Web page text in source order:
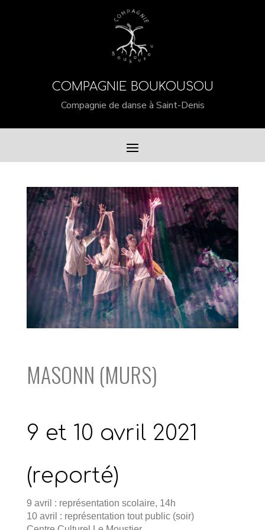
COMPAGNIE BOUKOUSOU
Compagnie de danse à Saint-Denis
MASONN (MURS)
9 et 10 avril 2021
(reporté)
9 avril : représentation scolaire, 14h
10 avril : représentation tout public (soir)